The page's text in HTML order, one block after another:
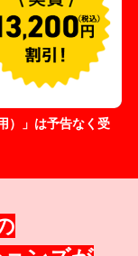
）」は予告なく受